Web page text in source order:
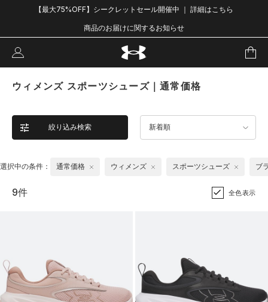
【最大75%OFF】シークレットセール開催中 ｜ 詳細はこちら
商品のお届けに関するお知らせ
ウィメンズ スポーツシューズ｜通常価格
絞り込み検索 新着順
選択中の条件： 通常価格 ウィメンズ スポーツシューズ ブ
9件 全色表示